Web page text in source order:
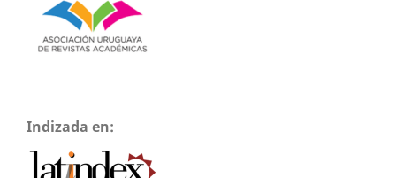
Indizada en: